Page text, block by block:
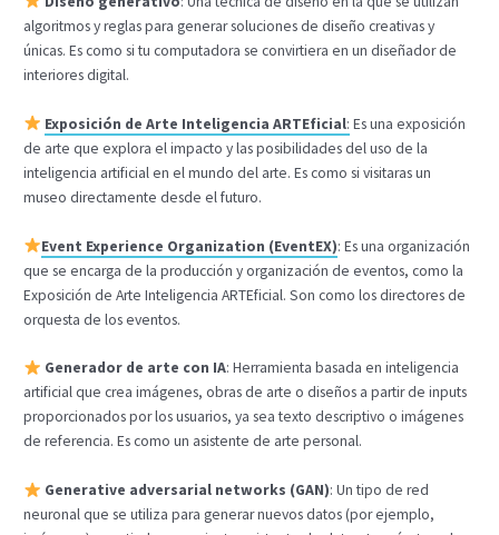
algoritmos y reglas para generar soluciones de diseño creativas y
únicas. Es como si tu computadora se convirtiera en un diseñador de
interiores digital.
Exposición de Arte Inteligencia ARTEficial: Es una exposición
de arte que explora el impacto y las posibilidades del uso de la
inteligencia artificial en el mundo del arte. Es como si visitaras un
museo directamente desde el futuro.
Event Experience Organization (EventEX): Es una organización
que se encarga de la producción y organización de eventos, como la
Exposición de Arte Inteligencia ARTEficial. Son como los directores de
orquesta de los eventos.
Generador de arte con IA: Herramienta basada en inteligencia
artificial que crea imágenes, obras de arte o diseños a partir de inputs
proporcionados por los usuarios, ya sea texto descriptivo o imágenes
de referencia. Es como un asistente de arte personal.
Generative adversarial networks (GAN): Un tipo de red
neuronal que se utiliza para generar nuevos datos (por ejemplo,